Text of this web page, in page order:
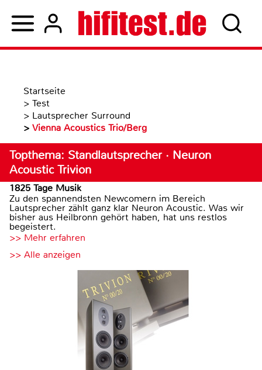
Startseite
> Test
> Lautsprecher Surround
> Vienna Acoustics Trio/Berg
Topthema: Standlautsprecher · Neuron
Acoustic Trivion
1825 Tage Musik
Zu den spannendsten Newcomern im Bereich
Lautsprecher zählt ganz klar Neuron Acoustic. Was wir
bisher aus Heilbronn gehört haben, hat uns restlos
begeistert.
>> Mehr erfahren
>> Alle anzeigen